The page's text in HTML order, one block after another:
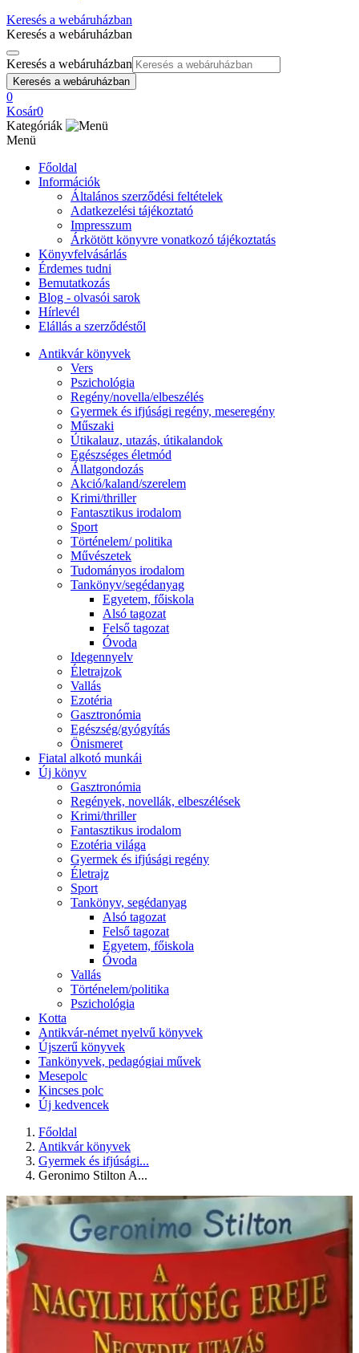
Keresés a webáruházban
Keresés a webáruházban
Keresés a webáruházban
Keresés a webáruházban
0
Kosár0
Kategóriák
Menü
Főoldal
Információk
Általános szerződési feltételek
Adatkezelési tájékoztató
Impresszum
Árkötött könyvre vonatkozó tájékoztatás
Könyvfelvásárlás
Érdemes tudni
Bemutatkozás
Blog - olvasói sarok
Hírlevél
Elállás a szerződéstől
Antikvár könyvek
Vers
Pszichológia
Regény/novella/elbeszélés
Gyermek és ifjúsági regény, meseregény
Műszaki
Útikalauz, utazás, útikalandok
Egészséges életmód
Állatgondozás
Akció/kaland/szerelem
Krimi/thriller
Fantasztikus irodalom
Sport
Történelem/ politika
Művészetek
Tudományos irodalom
Tankönyv/segédanyag
Egyetem, főiskola
Alsó tagozat
Felső tagozat
Óvoda
Idegennyelv
Életrajzok
Vallás
Ezotéria
Gasztronómia
Egészség/gyógyítás
Önismeret
Fiatal alkotó munkái
Új könyv
Gasztronómia
Regények, novellák, elbeszélések
Krimi/thriller
Fantasztikus irodalom
Ezotéria világa
Gyermek és ifjúsági regény
Életrajz
Sport
Tankönyv, segédanyag
Alsó tagozat
Felső tagozat
Egyetem, főiskola
Óvoda
Vallás
Történelem/politika
Pszichológia
Kotta
Antikvár-német nyelvű könyvek
Újszerű könyvek
Tankönyvek, pedagógiai művek
Mesepolc
Kincses polc
Új kedvencek
Főoldal
Antikvár könyvek
Gyermek és ifjúsági...
Geronimo Stilton A...